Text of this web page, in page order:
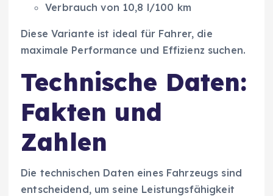
Verbrauch von 10,8 l/100 km
Diese Variante ist ideal für Fahrer, die
maximale Performance und Effizienz suchen.
Technische Daten:
Fakten und
Zahlen
Die technischen Daten eines Fahrzeugs sind
entscheidend, um seine Leistungsfähigkeit